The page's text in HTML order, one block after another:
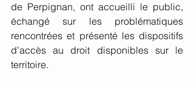
de Perpignan, ont accueilli le public,
échangé sur les problématiques
rencontrées et présenté les dispositifs
d’accès au droit disponibles sur le
territoire.